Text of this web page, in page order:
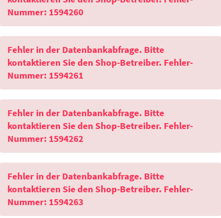
Nummer: 1594260
Fehler in der Datenbankabfrage. Bitte
kontaktieren Sie den Shop-Betreiber. Fehler-
Nummer: 1594261
Fehler in der Datenbankabfrage. Bitte
kontaktieren Sie den Shop-Betreiber. Fehler-
Nummer: 1594262
Fehler in der Datenbankabfrage. Bitte
kontaktieren Sie den Shop-Betreiber. Fehler-
Nummer: 1594263